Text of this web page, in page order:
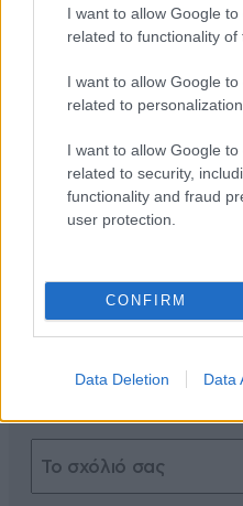
I want to allow Google
related to functionality of
I want to allow Google
related to personalization.
I want to allow Google
related to security,
functionality and fraud
user protection.
CONFIRM
Data Deletion Data
ΣΧΌΛΙΑ